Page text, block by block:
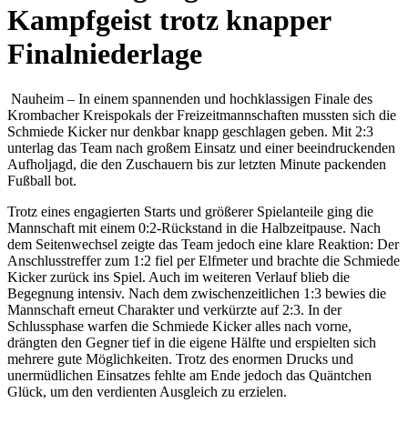
Kampfgeist trotz knapper
Finalniederlage
Nauheim – In einem spannenden und hochklassigen Finale des
Krombacher Kreispokals der Freizeitmannschaften mussten sich die
Schmiede Kicker nur denkbar knapp geschlagen geben. Mit 2:3
unterlag das Team nach großem Einsatz und einer beeindruckenden
Aufholjagd, die den Zuschauern bis zur letzten Minute packenden
Fußball bot.
Trotz eines engagierten Starts und größerer Spielanteile ging die
Mannschaft mit einem 0:2-Rückstand in die Halbzeitpause. Nach
dem Seitenwechsel zeigte das Team jedoch eine klare Reaktion: Der
Anschlusstreffer zum 1:2 fiel per Elfmeter und brachte die Schmiede
Kicker zurück ins Spiel. Auch im weiteren Verlauf blieb die
Begegnung intensiv. Nach dem zwischenzeitlichen 1:3 bewies die
Mannschaft erneut Charakter und verkürzte auf 2:3. In der
Schlussphase warfen die Schmiede Kicker alles nach vorne,
drängten den Gegner tief in die eigene Hälfte und erspielten sich
mehrere gute Möglichkeiten. Trotz des enormen Drucks und
unermüdlichen Einsatzes fehlte am Ende jedoch das Quäntchen
Glück, um den verdienten Ausgleich zu erzielen.